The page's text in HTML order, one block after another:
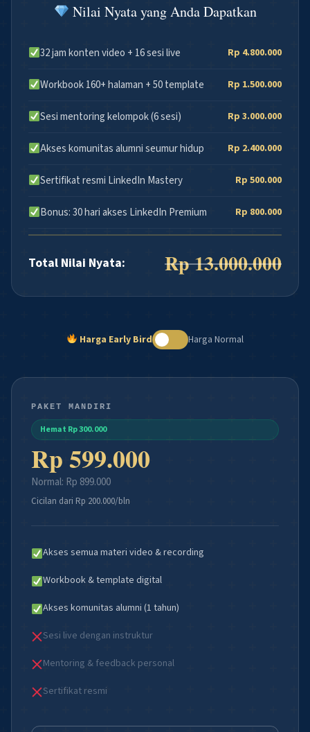
Nilai Nyata yang Anda Dapatkan
32 jam konten video + 16 sesi live Rp 4.800.000
Workbook 160+ halaman + 50 template Rp 1.500.000
Sesi mentoring kelompok (6 sesi) Rp 3.000.000
Akses komunitas alumni seumur hidup Rp 2.400.000
Sertifikat resmi LinkedIn Mastery Rp 500.000
Bonus: 30 hari akses LinkedIn Premium Rp 800.000
Total Nilai Nyata: Rp 13.000.000
Harga Early Bird Harga Normal
PAKET MANDIRI
Hemat Rp 300.000
Rp 599.000
Normal: Rp 899.000
Cicilan dari Rp 200.000/bln
Akses semua materi video & recording
Workbook & template digital
Akses komunitas alumni (1 tahun)
Sesi live dengan instruktur
Mentoring & feedback personal
Sertifikat resmi